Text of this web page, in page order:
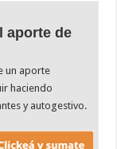
aporte de
un aporte
haciendo
y autogestivo.